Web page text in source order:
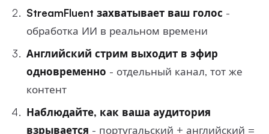
StreamFluent захватывает ваш голос -
обработка ИИ в реальном времени
Английский стрим выходит в эфир
одновременно - отдельный канал, тот же
контент
Наблюдайте, как ваша аудитория
взрывается - португальский + английский =